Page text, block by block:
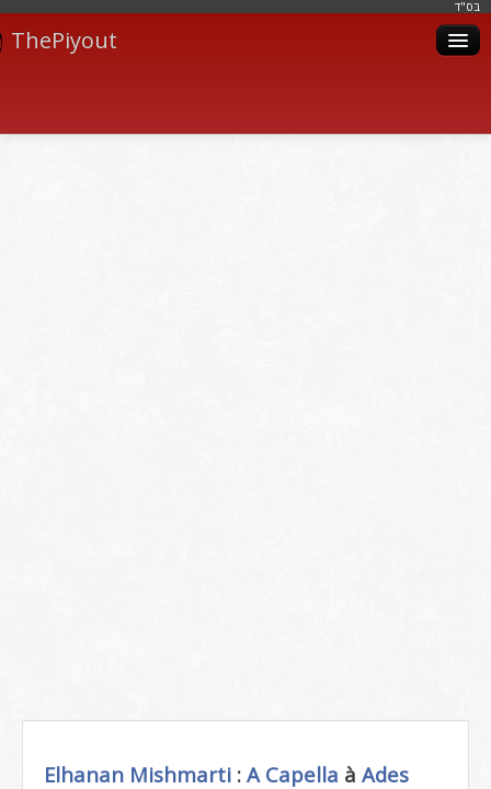
בּס"ד
ThePiyout
Elhanan Mishmarti : A Capella à Ades